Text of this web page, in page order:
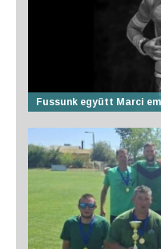
Fussunk együtt Marci